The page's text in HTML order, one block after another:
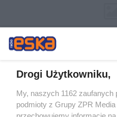
Żaden utwór zamieszczony w
rozpowszechniany lub dalej
tym także elektroniczny lub
Drogi Użytkowniku,
My, naszych 1162 zaufanych
podmioty z Grupy ZPR
przechowujemy informacje